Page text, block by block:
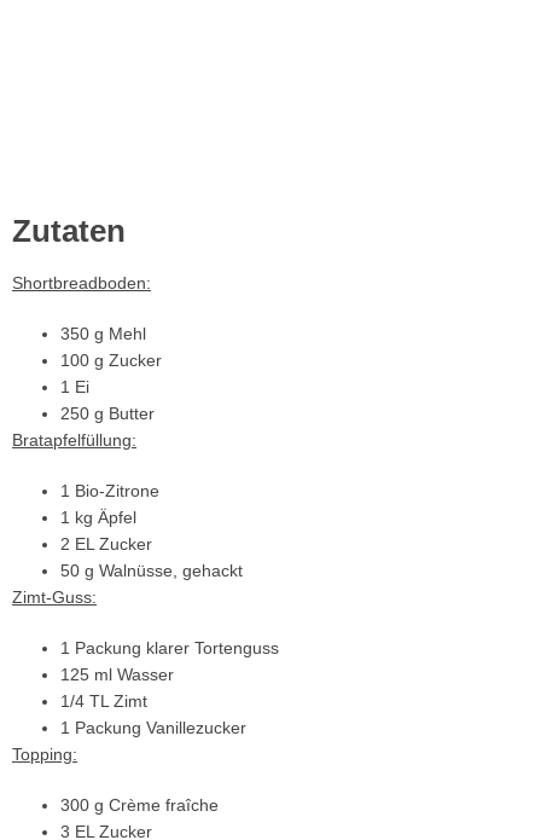
Zutaten
Shortbreadboden:
350 g Mehl
100 g Zucker
1 Ei
250 g Butter
Bratapfelfüllung:
1 Bio-Zitrone
1 kg Äpfel
2 EL Zucker
50 g Walnüsse, gehackt
Zimt-Guss:
1 Packung klarer Tortenguss
125 ml Wasser
1/4 TL Zimt
1 Packung Vanillezucker
Topping:
300 g Crème fraîche
3 EL Zucker